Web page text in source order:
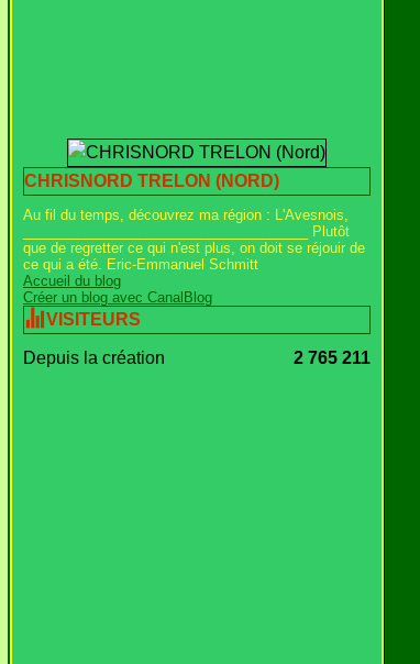
CHRISNORD TRELON (NORD)
Au fil du temps, découvrez ma région : L'Avesnois,
_____________________________________ Plutôt
que de regretter ce qui n'est plus, on doit se réjouir de
ce qui a été. Eric-Emmanuel Schmitt
Accueil du blog
Créer un blog avec CanalBlog
VISITEURS
Depuis la création 2 765 211